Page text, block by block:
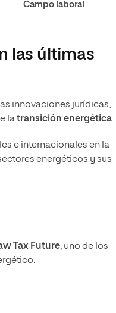
Campo laboral
las últimas
innovaciones jurídicas,
latransición energética.
e internacionales en la
energéticos y sus
Tax Future, uno de los